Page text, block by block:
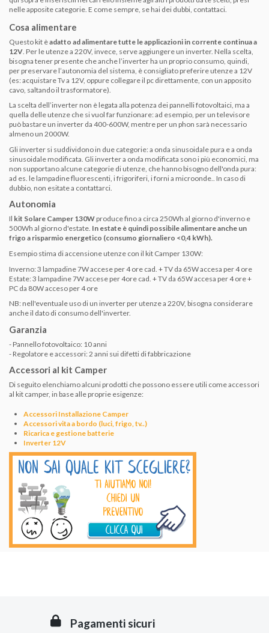
nelle apposite categorie. E come sempre, se hai dei dubbi, contattaci.
Cosa alimentare
Questo kit èadatto ad alimentare tutte le applicazioni in corrente continua a
12V . Per le utenze a 220V, invece, serve aggiungere un inverter. Nella scelta,
bisogna tener presente che anche l’inverter ha un proprio consumo, quindi,
per preservare l’autonomia del sistema, è consigliato preferire utenze a 12V
(es: acquistare Tv a 12V, oppure collegare il pc direttamente, con un apposito
cavo, saltando il trasformatore).
La scelta dell’inverter non è legata alla potenza dei pannelli fotovoltaici, ma a
quella delle utenze che si vuol far funzionare: ad esempio, per un televisore
può bastare un inverter da 400-600W, mentre per un phon sarà necessario
almeno un 2000W.
Gli inverter si suddividono in due categorie: a onda sinusoidale pura e a onda
sinusoidale modificata. Gli inverter a onda modificata sono i più economici, ma
non supportano alcune categorie di utenze, che hanno bisogno dell'onda pura:
ad es. le lampadine fluorescenti, i frigoriferi, i forni a microonde.. In caso di
dubbio, non esitate a contattarci.
Autonomia
Il kit Solare Camper 130W produce fino a circa 250Wh al giorno d'inverno e
500Wh al giorno d'estate. In estate è quindi possibile alimentare anche un
frigo a risparmio energetico (consumo giornaliero <0,4 kWh).
Esempio stima di accensione utenze con il kit Camper 130W:
Inverno: 3 lampadine 7W accese per 4 ore cad. + TV da 65W accesa per 4 ore
Estate: 3 lampadine 7W accese per 4ore cad. + TV da 65W accesa per 4 ore +
PC da 80W acceso per 4 ore
NB: nell'eventuale uso di un inverter per utenze a 220V, bisogna considerare
anche il dato di consumo dell'inverter.
Garanzia
- Pannello fotovoltaico: 10 anni
- Regolatore e accessori:2 anni sui difetti di fabbricazione
Accessori al kit Camper
Di seguito elenchiamo alcuni prodotti che possono essere utili come accessori
al kit camper, in base alle proprie esigenze:
Accessori Installazione Camper
Accessori vita a bordo (luci, frigo, tv..)
Ricarica e gestione batterie
Inverter 12V
Pagamenti sicuri